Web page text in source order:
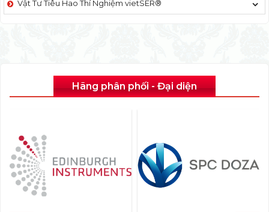
Vật Tư Tiêu Hao Thí Nghiệm vietSER®
Hãng phân phối - Đại diện